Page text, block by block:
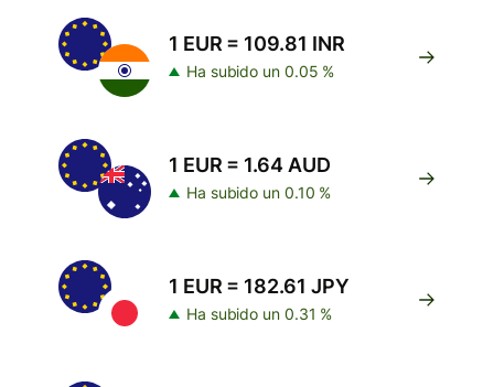
1 EUR = 109.81 INR
Ha subido un 0.05 %
1 EUR = 1.64 AUD
Ha subido un 0.10 %
1 EUR = 182.61 JPY
Ha subido un 0.31 %